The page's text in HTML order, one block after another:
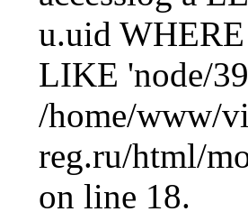
u.uid
LIKE 'node/
/home/www/
reg.ru/html/
on line 18.